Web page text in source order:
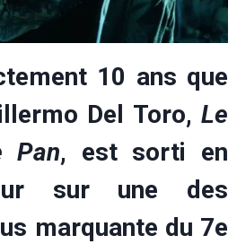
10 ans que
Del Toro, Le
Pan, est sorti en
sur une des
marquante du 7e